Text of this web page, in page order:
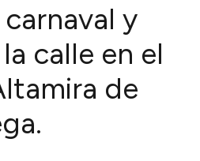
y
calle en el
de